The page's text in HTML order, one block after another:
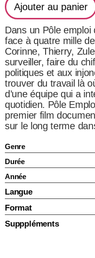
Ajouter au panier
Dans un Pôle
face à quatre mille
Corinne, Thierry,
surveiller, faire du
politiques et aux
trouver du travail là
d’une équipe qui a
quotidien. Pôle
premier film
sur le long terme
Genre
Durée
Année
Langue
Format
Supppléments